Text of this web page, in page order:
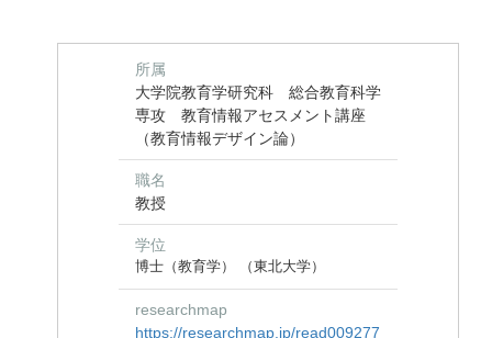
所属
大学院教育学研究科 総合教育科学
専攻 教育情報アセスメント講座
（教育情報デザイン論）
職名
教授
学位
博士（教育学） （東北大学）
researchmap
https://researchmap.jp/read009277